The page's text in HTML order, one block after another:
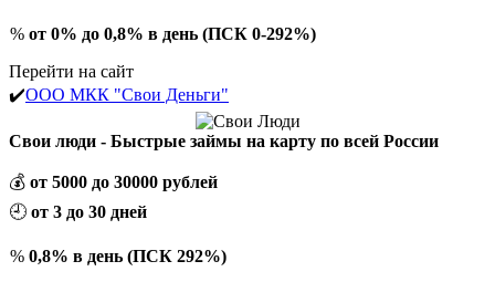
% от 0% до 0,8% в день (ПСК 0-292%)
Перейти на сайт
✔️ООО МКК "Свои Деньги"
Свои люди - Быстрые займы на карту по всей России
💰 от 5000 до 30000 рублей
🕘 от 3 до 30 дней
% 0,8% в день (ПСК 292%)